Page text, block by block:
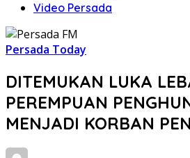
Video Persada
Persada Today
DITEMUKAN LUKA
PEREMPUAN
MENJADI KORBAN